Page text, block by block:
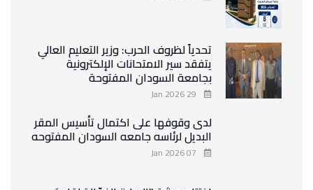
تحدياً لظروف الحرب: وزير التعليم العالي
يتفقد سير الامتحانات الإلكترونية
بجامعة السودان المفتوحة
لدى وقوفها على اكتمال تأسيس المقر
البديل لرئاسه جامعه السودان المفتوحه